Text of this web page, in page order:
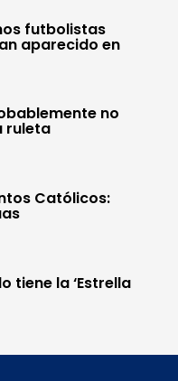
futbolistas
aparecido en
no
ruleta
Católicos:
tiene la ‘Estrella